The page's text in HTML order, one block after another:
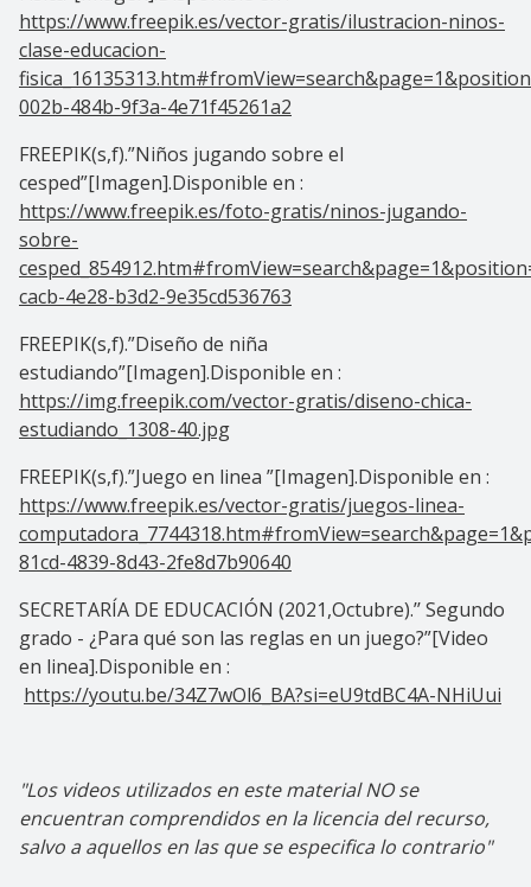
https://www.freepik.es/vector-gratis/ilustracion-ninos-
clase-educacion-
002b-484b-9f3a-4e71f45261a2
FREEPIK(s,f).”Niños jugando sobre el
cesped”[Imagen].Disponible en :
https://www.freepik.es/foto-gratis/ninos-jugando-
sobre-
cacb-4e28-b3d2-9e35cd536763
FREEPIK(s,f).”Diseño de niña
estudiando”[Imagen].Disponible en :
https://img.freepik.com/vector-gratis/diseno-chica-
estudiando_1308-40.jpg
FREEPIK(s,f).”Juego en linea ”[Imagen].Disponible en :
https://www.freepik.es/vector-gratis/juegos-linea-
81cd-4839-8d43-2fe8d7b90640
SECRETARÍA DE EDUCACIÓN (2021,Octubre).’’Segundo
grado - ¿Para qué son las reglas en un juego?”[Video
en linea].Disponible en :
https://youtu.be/34Z7wOl6_BA?si=eU9tdBC4A-NHiUui
"Los videos utilizados en este material NO se
encuentran comprendidos en la licencia del recurso,
salvo a aquellos en las que se especifica lo contrario"